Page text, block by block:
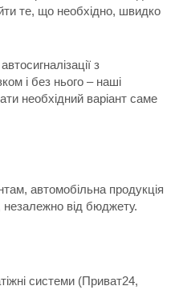
те, що необхідно, швидко
з
і без нього – наші
необхідний варіант саме
автомобільна продукція
незалежно від бюджету.
системи (Приват24,